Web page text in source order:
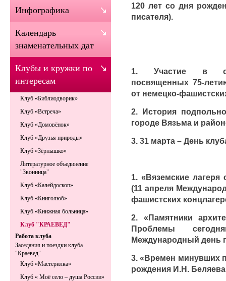
120 лет со дня
писателя).
1. Участие в
посвященных 75-
от немецко-
2. История
городе Вязьма и
3. 31 марта – День
1. «Вяземские
(11 апреля
фашистских
2. «Памятники
Проблемы
Международный день
3. «Времен минувших
рождения И.Н.
Инфографика
Календарь
знаменательных дат
Клубы и кружки по
интересам
Клуб «Библиодворик»
Клуб «Встреча»
Клуб «Домовёнок»
Клуб «Друзья природы»
Клуб «Зёрнышко»
Литературное объединение
"Звонница"
Клуб «Калейдоскоп»
Клуб «Книголюб»
Клуб «Книжная больница»
Клуб "КРАЕВЕД"
Работа клуба
Заседания и поездки клуба
"Краевед"
Клуб «Мастерилка»
Клуб « Моё село – душа России»